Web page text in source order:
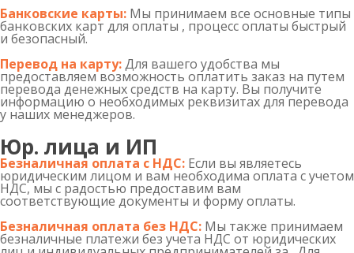
Банковские карты: Мы принимаем все основные типы
банковских карт для оплаты , процесс оплаты быстрый
и безопасный.
Перевод на карту:Для вашего удобства мы
предоставляем возможность оплатить заказ на путем
перевода денежных средств на карту. Вы получите
информацию о необходимых реквизитах для перевода
у наших менеджеров.
Юр. лица и ИП
Безналичная оплата с НДС: Если вы являетесь
юридическим лицом и вам необходима оплата с учетом
НДС, мы с радостью предоставим вам
соответствующие документы и форму оплаты.
Безналичная оплата без НДС: Мы также принимаем
безналичные платежи без учета НДС от юридических